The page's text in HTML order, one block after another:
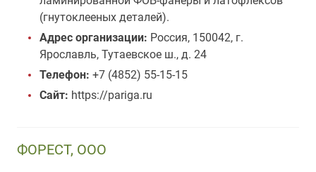
(гнутоклееных деталей).
Адрес организации: Россия, 150042, г.
Ярославль, Тутаевское ш., д. 24
Телефон: +7 (4852) 55-15-15
Сайт: https://pariga.ru
ФОРЕСТ, ООО